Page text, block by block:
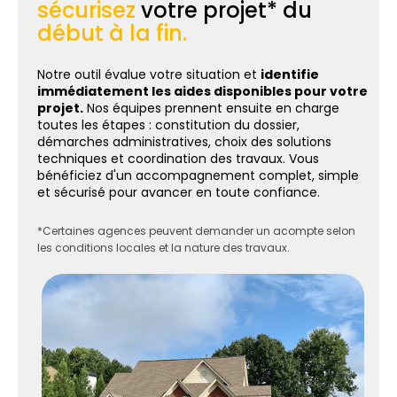
sécurisez votre projet* du
début à la fin.
Notre outil évalue votre situation et identifie
immédiatement les aides disponibles pour votre
projet. Nos équipes prennent ensuite en charge
toutes les étapes : constitution du dossier,
démarches administratives, choix des solutions
techniques et coordination des travaux. Vous
bénéficiez d'un accompagnement complet, simple
et sécurisé pour avancer en toute confiance.
*Certaines agences peuvent demander un acompte selon
les conditions locales et la nature des travaux.